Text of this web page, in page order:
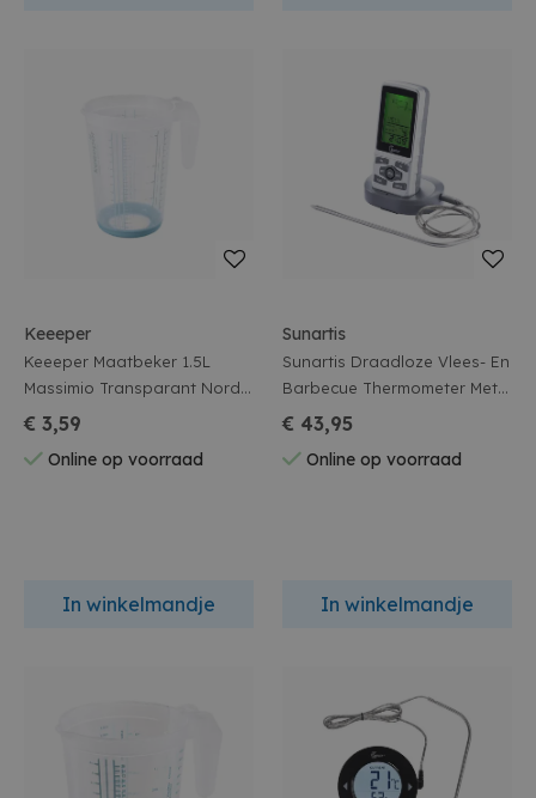
Keeeper
Keeeper Maatbeker 1.5L
Massimio Transparant Nordic
Blue
€ 3,59
Online op voorraad
In winkelmandje
Sunartis
Sunartis Draadloze Vlees- En
Barbecue Thermometer Met
Timer
€ 43,95
Online op voorraad
In winkelmandje